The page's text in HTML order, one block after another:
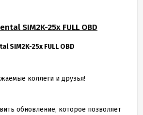
SIM2K-25x FULL OBD
SIM2K-25x FULL OBD
коллеги и друзья!
обновление, которое позволяет